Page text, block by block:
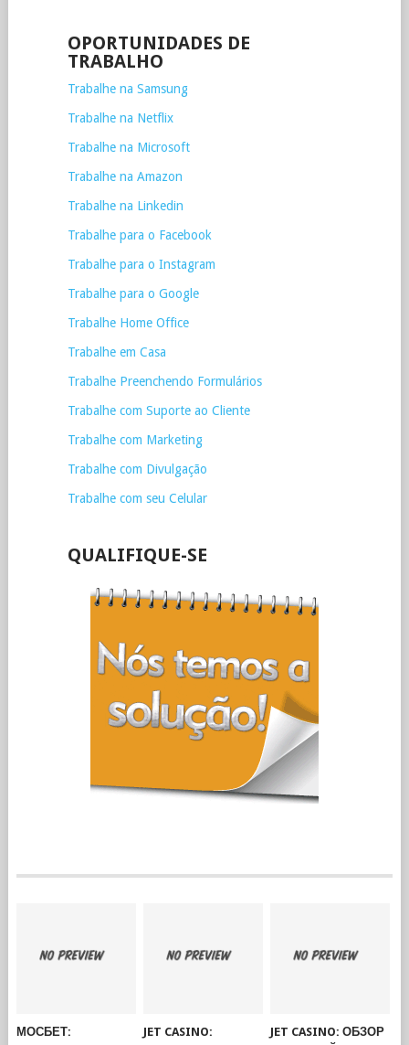
OPORTUNIDADES DE
TRABALHO
Trabalhe na Samsung
Trabalhe na Netflix
Trabalhe na Microsoft
Trabalhe na Amazon
Trabalhe na Linkedin
Trabalhe para o Facebook
Trabalhe para o Instagram
Trabalhe para o Google
Trabalhe Home Office
Trabalhe em Casa
Trabalhe Preenchendo Formulários
Trabalhe com Suporte ao Cliente
Trabalhe com Marketing
Trabalhe com Divulgação
Trabalhe com seu Celular
QUALIFIQUE-SE
МОСБЕТ:
JET CASINO:
JET CASINO: ОБЗОР